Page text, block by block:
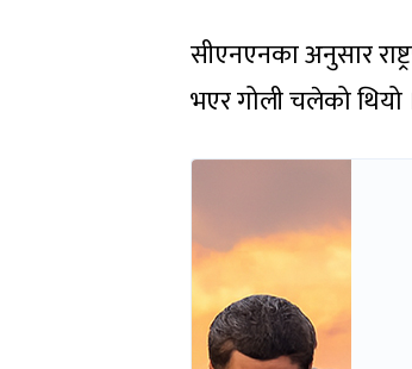
सीएनएनका अनुसार
भएर गोली चलेको थियो